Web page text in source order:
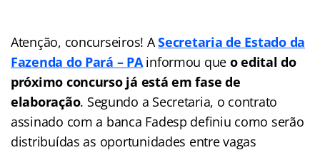
Atenção, concurseiros! ASecretaria de Estado da
Fazenda do Pará – PAinformou que o edital do
próximo concurso já está em fase de
elaboração. Segundo a Secretaria, o contrato
assinado com a banca Fadesp definiu como serão
distribuídas as oportunidades entre vagas